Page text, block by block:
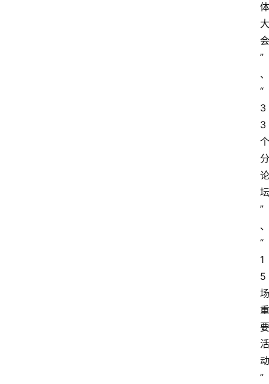
体
大
会
”
、
“
3
3
个
分
论
坛
”
、
“
1
5
场
重
要
活
动
”